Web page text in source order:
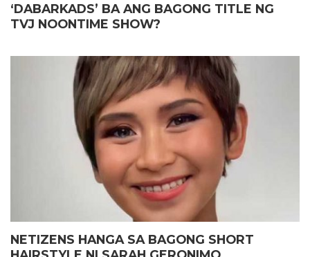
‘DABARKADS’ BA ANG BAGONG TITLE NG
TVJ NOONTIME SHOW?
NETIZENS HANGA SA BAGONG SHORT